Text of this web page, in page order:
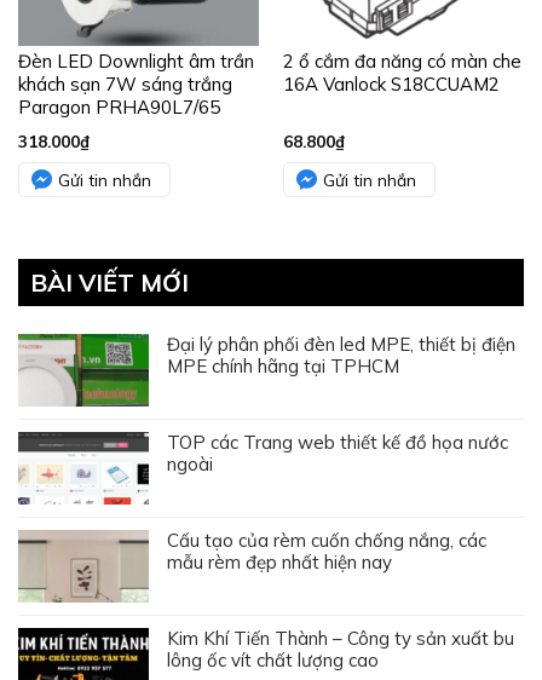
Đèn LED Downlight âm trần
khách sạn 7W sáng trắng
Paragon PRHA90L7/65
318.000₫
Gửi tin nhắn
2 ổ cắm đa năng có màn che
16A Vanlock S18CCUAM2
68.800₫
Gửi tin nhắn
BÀI VIẾT MỚI
Đại lý phân phối đèn led MPE, thiết bị điện
MPE chính hãng tại TPHCM
TOP các Trang web thiết kế đồ họa nước
ngoài
Cấu tạo của rèm cuốn chống nắng, các
mẫu rèm đẹp nhất hiện nay
Kim Khí Tiến Thành – Công ty sản xuất bu
lông ốc vít chất lượng cao